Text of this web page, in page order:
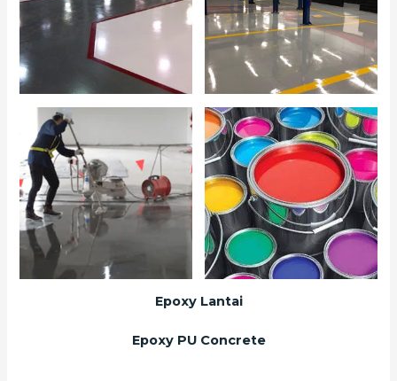
Epoxy Lantai
Epoxy PU Concrete